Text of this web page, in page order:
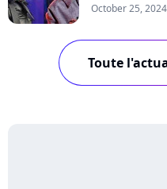
October 25, 2024
Toute